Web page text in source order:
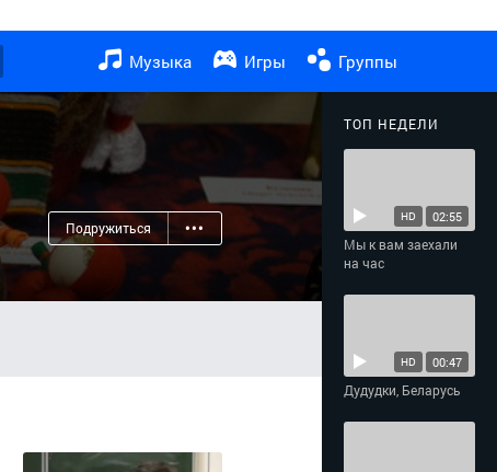
Музыка Игры Группы
Подружиться •••
ТОП НЕДЕЛИ
02:55
HD
Мы к вам заехали
на час
00:47
HD
Дудудки, Беларусь